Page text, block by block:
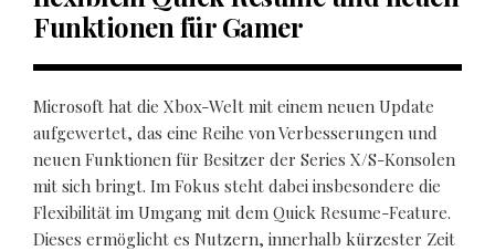
Funktionen für Gamer
Microsoft hat die Xbox-Welt mit einem neuen Update
aufgewertet, das eine Reihe von Verbesserungen und
neuen Funktionen für Besitzer der Series X/S-Konsolen
mit sich bringt. Im Fokus steht dabei insbesondere die
Flexibilität im Umgang mit dem Quick Resume-Feature.
Dieses ermöglicht es Nutzern, innerhalb kürzester Zeit